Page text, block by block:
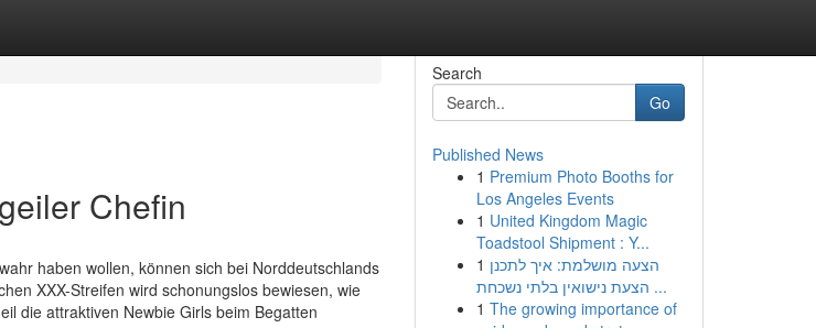
Chefin
haben wollen, können sich bei Norddeutschlands
XXX-Streifen wird schonungslos bewiesen, wie
die attraktiven Newbie Girls beim Begatten
Search
Go
Published News
1 Premium Photo Booths for
Los Angeles Events
1 United Kingdom Magic
Toadstool Shipment : Y...
1 הצעה מושלמת: איך לתכנן
הצעת נישואין בלתי נשכחת ...
1 The growing importance of